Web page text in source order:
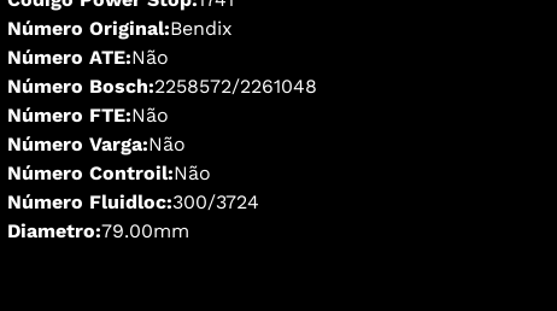
Número Original:Bendix
Número ATE:Não
Número Bosch:2258572/2261048
Número FTE:Não
Número Varga:Não
Número Controil:Não
Número Fluidloc:300/3724
Diametro:79.00mm